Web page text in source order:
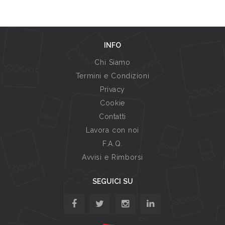
INFO
Chi Siamo
Termini e Condizioni
Privacy
Cookie
Contatti
Lavora con noi
F.A.Q.
Avvisi e Rimborsi
SEGUICI SU